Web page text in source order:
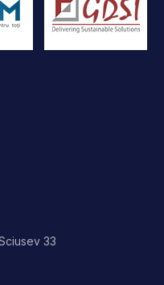
33